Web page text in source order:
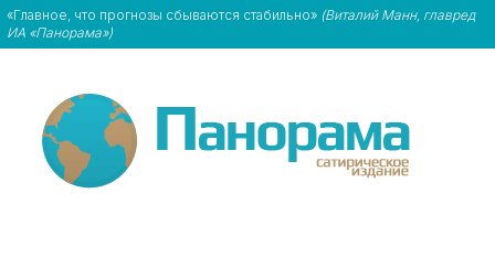
«Главное, что прогнозы сбываются стабильно» (Виталий Манн, главред
ИА «Панорама»)